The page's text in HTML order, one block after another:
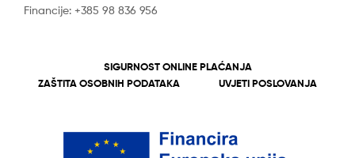
Financije: +385 98 836 956
SIGURNOST ONLINE PLAĆANJA
ZAŠTITA OSOBNIH PODATAKA
UVJETI POSLOVANJA